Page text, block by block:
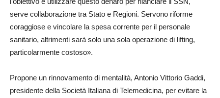
serve collaborazione tra Stato e Regioni. Servono riforme
coraggiose e vincolare la spesa corrente per il personale
sanitario, altrimenti sarà solo una sola operazione di lifting,
particolarmente costoso».
Propone un rinnovamento di mentalità, Antonio Vittorio Gaddi,
presidente della Società Italiana di Telemedicina, per evitare la